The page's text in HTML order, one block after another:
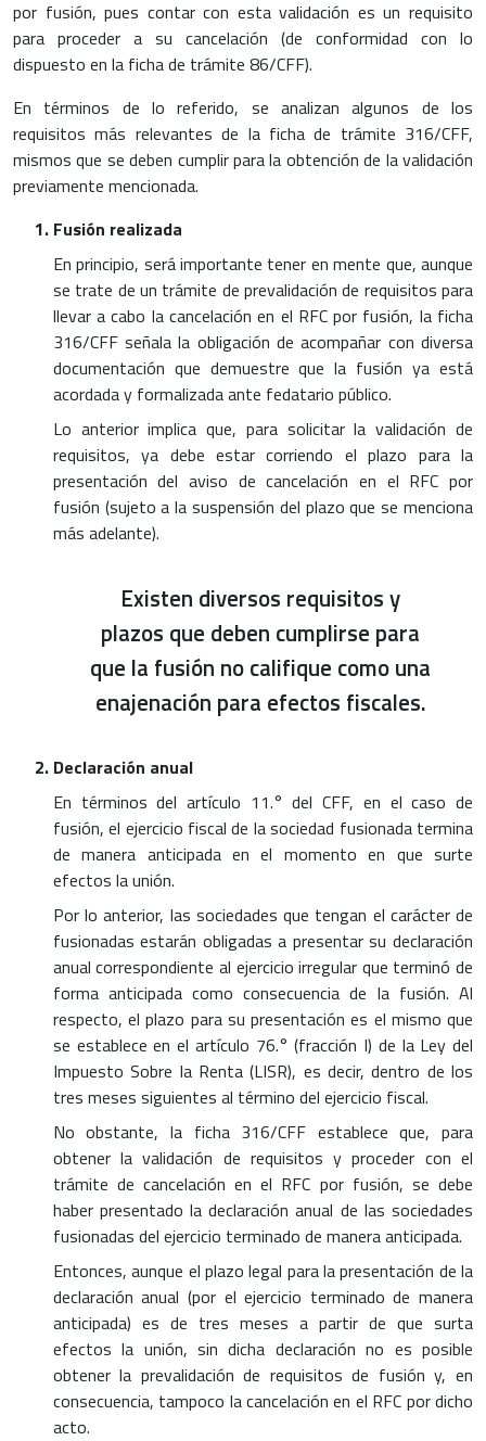
por fusión, pues contar con esta validación es un requisito
para proceder a su cancelación (de conformidad con lo
dispuesto en la ficha de trámite 86/CFF).
En términos de lo referido, se analizan algunos de los
requisitos más relevantes de la ficha de trámite 316/CFF,
mismos que se deben cumplir para la obtención de la validación
previamente mencionada.
Fusión realizada
En principio, será importante tener en mente que, aunque
se trate de un trámite de prevalidación de requisitos para
llevar a cabo la cancelación en el RFC por fusión, la ficha
316/CFF señala la obligación de acompañar con diversa
documentación que demuestre que la fusión ya está
acordada y formalizada ante fedatario público.
Lo anterior implica que, para solicitar la validación de
requisitos, ya debe estar corriendo el plazo para la
presentación del aviso de cancelación en el RFC por
fusión (sujeto a la suspensión del plazo que se menciona
más adelante).
Existen diversos requisitos y
plazos que deben cumplirse para
que la fusión no califique como una
enajenación para efectos fiscales.
Declaración anual
En términos del artículo 11.° del CFF, en el caso de
fusión, el ejercicio fiscal de la sociedad fusionada termina
de manera anticipada en el momento en que surte
efectos la unión.
Por lo anterior, las sociedades que tengan el carácter de
fusionadas estarán obligadas a presentar su declaración
anual correspondiente al ejercicio irregular que terminó de
forma anticipada como consecuencia de la fusión. Al
respecto, el plazo para su presentación es el mismo que
se establece en el artículo 76.° (fracción I) de la Ley del
Impuesto Sobre la Renta (LISR), es decir, dentro de los
tres meses siguientes al término del ejercicio fiscal.
No obstante, la ficha 316/CFF establece que, para
obtener la validación de requisitos y proceder con el
trámite de cancelación en el RFC por fusión, se debe
haber presentado la declaración anual de las sociedades
fusionadas del ejercicio terminado de manera anticipada.
Entonces, aunque el plazo legal para la presentación de la
declaración anual (por el ejercicio terminado de manera
anticipada) es de tres meses a partir de que surta
efectos la unión, sin dicha declaración no es posible
obtener la prevalidación de requisitos de fusión y, en
consecuencia, tampoco la cancelación en el RFC por dicho
acto.